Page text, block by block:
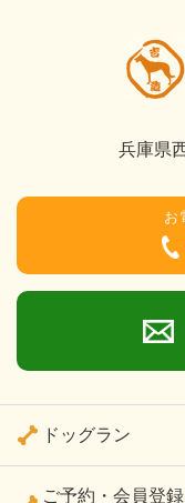
兵庫県
お
ドッグラン
ご予約・会員登